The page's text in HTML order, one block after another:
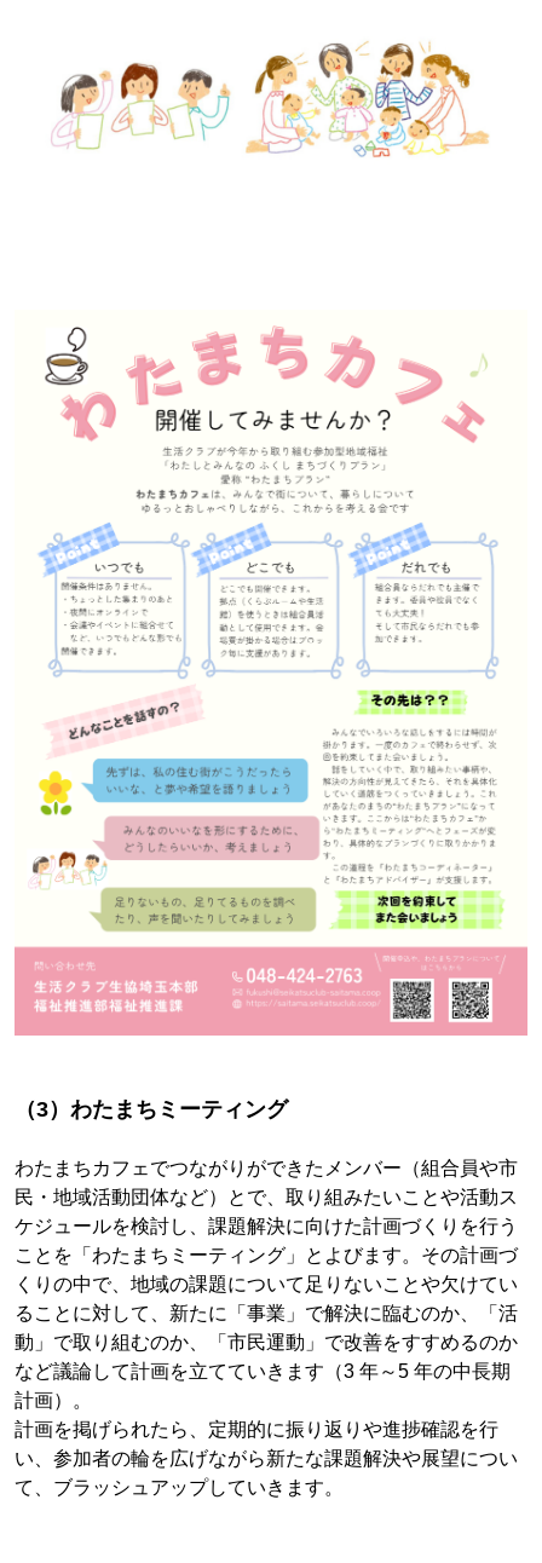
（3）わたまちミーティング
わたまちカフェでつながりができたメンバー（組合員や市
民・地域活動団体など）とで、取り組みたいことや活動ス
ケジュールを検討し、課題解決に向けた計画づくりを行う
ことを「わたまちミーティング」とよびます。その計画づ
くりの中で、地域の課題について足りないことや欠けてい
ることに対して、新たに「事業」で解決に臨むのか、「活
動」で取り組むのか、「市民運動」で改善をすすめるのか
など議論して計画を立てていきます（3 年～5 年の中長期
計画）。
計画を掲げられたら、定期的に振り返りや進捗確認を行
い、参加者の輪を広げながら新たな課題解決や展望につい
て、ブラッシュアップしていきます。